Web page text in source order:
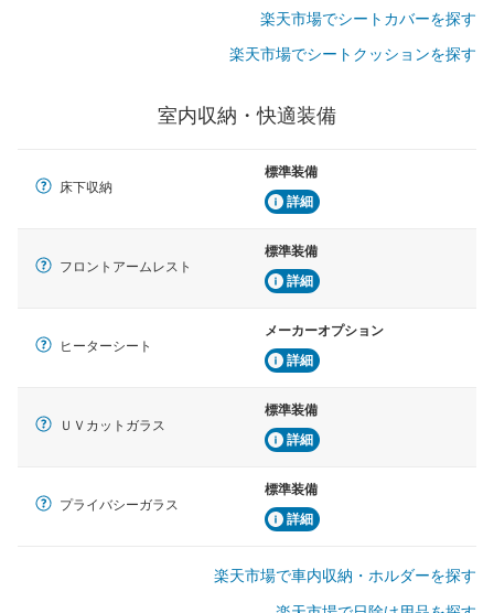
楽天市場でシートカバーを探す
楽天市場でシートクッションを探す
室内収納・快適装備
床下収納
標準装備
詳細
フロントアームレスト
標準装備
詳細
ヒーターシート
メーカーオプション
詳細
ＵＶカットガラス
標準装備
詳細
プライバシーガラス
標準装備
詳細
楽天市場で車内収納・ホルダーを探す